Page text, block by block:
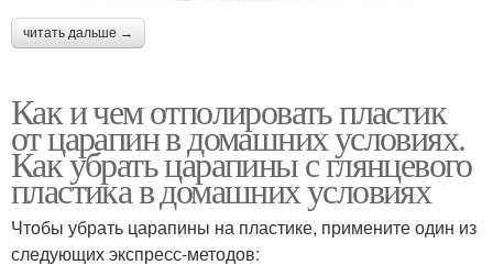
читать дальше →
Как и чем отполировать пластик
от царапин в домашних условиях.
Как убрать царапины с глянцевого
пластика в домашних условиях
Чтобы убрать царапины на пластике, примените один из
следующих экспресс-методов: